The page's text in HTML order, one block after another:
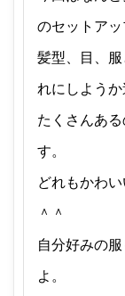
のセットアッ
髪型、目、
れにしようか
たくさんあ
す。
どれもかわ
＾＾
自分好みの
よ。